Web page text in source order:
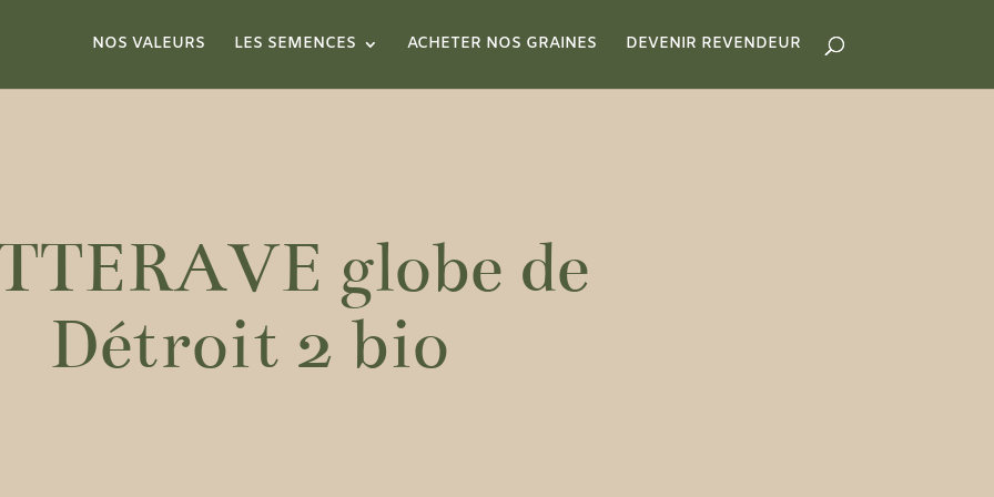
NOS VALEURS LES SEMENCES ACHETER NOS GRAINES DEVENIR REVENDEUR
globe de
Détroit 2 bio